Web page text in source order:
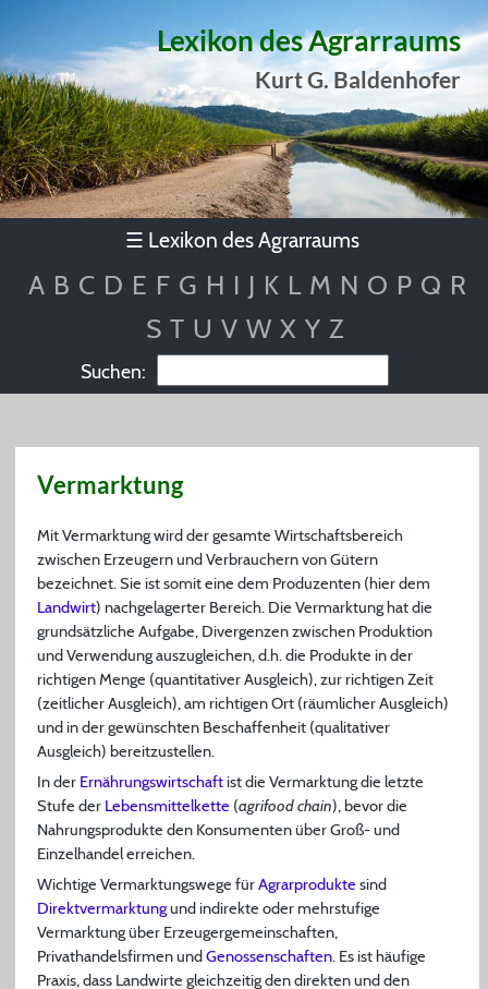
Lexikon des Agrarraums
Kurt G. Baldenhofer
☰ Lexikon des Agrarraums
A B C D E F G H I J K L M N O P Q R
S T U V W X Y Z
Suchen:
Vermarktung
Mit Vermarktung wird der gesamte Wirtschaftsbereich
zwischen Erzeugern und Verbrauchern von Gütern
bezeichnet. Sie ist somit eine dem Produzenten (hier dem
Landwirt) nachgelagerter Bereich. Die Vermarktung hat die
grundsätzliche Aufgabe, Divergenzen zwischen Produktion
und Verwendung auszugleichen, d.h. die Produkte in der
richtigen Menge (quantitativer Ausgleich), zur richtigen Zeit
(zeitlicher Ausgleich), am richtigen Ort (räumlicher Ausgleich)
und in der gewünschten Beschaffenheit (qualitativer
Ausgleich) bereitzustellen.
In der Ernährungswirtschaftist die Vermarktung die letzte
Stufe der Lebensmittelkette (agrifood chain), bevor die
Nahrungsprodukte den Konsumenten über Groß- und
Einzelhandel erreichen.
Wichtige Vermarktungswege fürAgrarprodukte sind
Direktvermarktungund indirekte oder mehrstufige
Vermarktung über Erzeugergemeinschaften,
Privathandelsfirmen undGenossenschaften. Es ist häufige
Praxis, dass Landwirte gleichzeitig den direkten und den